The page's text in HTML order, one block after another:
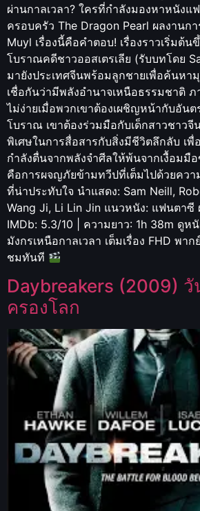
ผ่านกาลเวลา? ใครที่กำลังมองหาหนัง
ครอบครัว The Dragon Pearl ผลงานก
Muyl เรื่องนี้คือคำตอบ! เรื่องราวเริ่มต้น
โบราณคดีชาวออสเตรเลีย (รับบทโดย
มายังประเทศจีนพร้อมลูกชายเพื่อค้นหา
เชื่อกันว่ามีพลังอำนาจเหนือธรรมชาติ
ไม่ง่ายเมื่อพวกเขาต้องเผชิญหน้ากับอัน
โบราณ เขาต้องร่วมมือกับเด็กสาวชาว
พิเศษในการสื่อสารกับสิ่งมีชีวิตลึกลับ เ
กำลังตื่นจากพลังจำศีลให้พ้นจากเงื้อมมื
คือการผจญภัยข้ามทวีปที่เต็มไปด้วยคว
ที่น่าประทับใจ นำแสดง: Sam Neill,
Wang Ji, Li Lin Jin แนวหนัง: แฟนตาซี
IMDb: 5.3/10 | ความยาว: 1h 38m ดูห
มังกรเหนือกาลเวลา เต็มเรื่อง FHD พา
ชมทันที
Daybreakers (2009)
ครองโลก